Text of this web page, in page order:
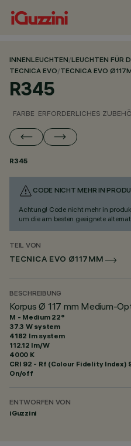
INNENLEUCHTEN/LEUCHTEN FÜR
TECNICA EVO/TECNICA EVO
R345
FARBE ERFORDERLICHES
R345
CODE NICHT MEHR IN
Achtung! Code nicht mehr in
um die am besten geeignete
TEIL VON
TECNICA EVO Ø117MM
BESCHREIBUNG
Korpus Ø 117 mm Medium-
M - Medium 22°
37.3 W system
4182 lm system
112.12 lm/W
4000 K
CRI 92 - Rf (Colour Fidelity Index)
On/off
ENTWORFEN VON
iGuzzini